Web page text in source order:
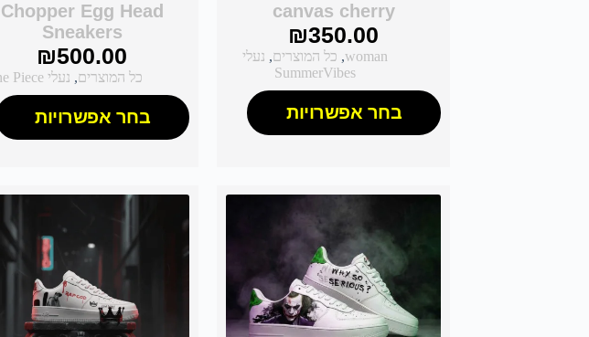
canvas cherry
₪350.00
woman
, כל המוצרים, נעלי
SummerVibes
בחר אפשרויות
Chopper Egg Head
Sneakers
₪500.00
כל המוצרים, נעלי One Piece
בחר אפשרויות